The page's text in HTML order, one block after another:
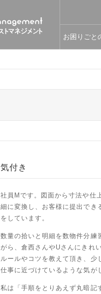
お困りごと
気付き
社員Mです。
図面から寸法や仕
細に変換し、お客様に提出でき
をしています。
数量の拾いと明細を数物件分練
がら、倉西さんやUさんにきれ
ルールやコツを教えて頂き、少
仕事に近づけているような気が
私は「手順をとりあえず丸暗記